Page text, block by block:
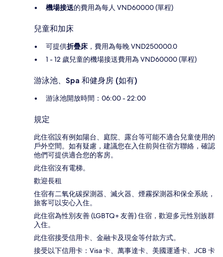
機場接送的費用為每人 VND60000 (單程)
兒童和加床
可提供折疊床 ，費用為每晚 VND250000.0
1 - 12 歲兒童的機場接送費用為 VND60000 (單程)
游泳池、Spa 和健身房 (如有)
游泳池開放時間：06:00 - 22:00
規定
此住宿設有例如陽台、庭院、露台等可能不適合兒童使用的
戶外空間。如有疑慮，建議您在入住前與住宿方聯絡，確認
他們可提供適合您的客房。
此住宿沒有電梯。
歡迎長租
住宿有二氧化碳探測器、滅火器、煙霧探測器和保全系統，
旅客可以安心入住。
此住宿為性別友善 (LGBTQ+ 友善) 住宿，歡迎多元性別族群
入住。
此住宿接受信用卡、金融卡及現金等付款方式。
接受以下信用卡：Visa 卡、萬事達卡、美國運通卡、JCB 卡